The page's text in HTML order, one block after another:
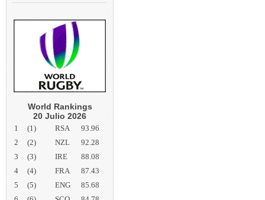
World Rankings
20 Julio 2026
1 (1) RSA
93.96
2
(2) NZL
92.28
3
(3) IRE
88.08
4
(4) FRA
87.43
5
(5) ENG
85.68